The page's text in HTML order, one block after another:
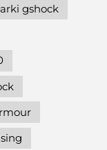
gshock